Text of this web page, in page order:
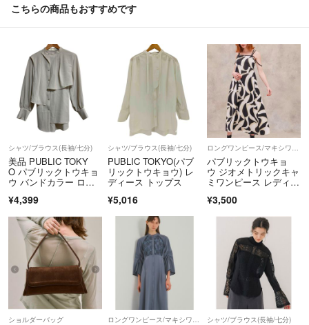
こちらの商品もおすすめです
シャツ/ブラウス(長袖/七分)
美品 PUBLIC TOKY
O パブリックトウキョ
ウ バンドカラー ロン
62200001 サイズF グ
ス 古着 中古 USED
¥4,399
シャツ/ブラウス(長袖/七分)
PUBLIC TOKYO(パブ
リックトウキョウ) レ
ディース トップス
¥5,016
パブリックトウキョ
ウ ジオメトリックキャ
ミワンピース レディー
¥3,500
ショルダーバッグ シャツ/ブラウス(長袖/七分)